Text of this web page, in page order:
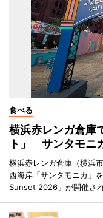
食べる
横浜赤レンガ倉庫
ト」 サンタモニ
横浜赤レンガ倉庫（横浜
西海岸「サンタモニカ」
Sunset 2026」が開催され